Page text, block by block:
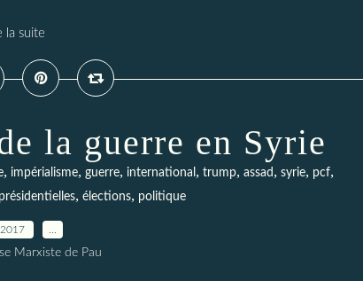
la suite
la guerre en Syrie
, impérialisme, guerre, international , trump, assad , syrie, pcf,
présidentielles, élections, politique
Marxiste de Pau